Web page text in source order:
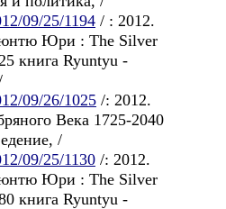
09/25/1194 / : 2012.
Юри : The Silver
книга Ryuntyu -
09/26/1025 /: 2012.
Века 1725-2040
/
09/25/1130 /: 2012.
Юри : The Silver
книга Ryuntyu -